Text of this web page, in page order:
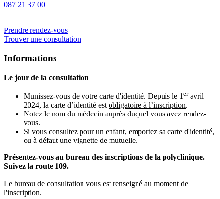
087 21 37 00
Prendre rendez-vous
Trouver une consultation
Informations
Le jour de la consultation
Munissez-vous de votre carte d'identité. Depuis le 1 eravril
2024, la carte d’identité est obligatoire à l’inscription.
Notez le nom du médecin auprès duquel vous avez rendez-
vous.
Si vous consultez pour un enfant, emportez sa carte d'identité,
ou à défaut une vignette de mutuelle.
Présentez-vous au bureau des inscriptions de la polyclinique.
Suivez la route 109.
Le bureau de consultation vous est renseigné au moment de
l'inscription.​